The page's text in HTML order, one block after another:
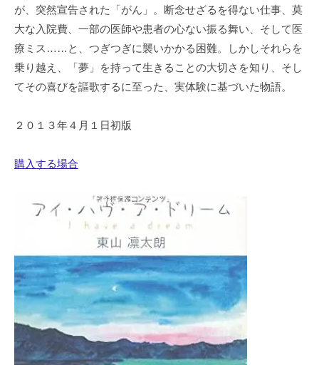
が、突然宣告された「がん」。断念せざるを得ない仕事、莫
大な入院費、一部の医師や患者の心ない振る舞い、そして医
療ミス……と、つぎつぎに襲いかかる困難。しかしそれらを
乗り越え、「夢」を持って生きることの大切さを知り、そし
てその喜びを謳歌するに至った、実体験に基づいた物語。
２０１３年４月１日初版
購入する場合